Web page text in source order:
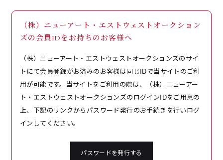
（株）ニューアート・エストウェストオークション
ズの会員IDをお持ちのお客様へ
（株）ニューアート・エストウェストオークションズのサイ
トにて会員登録がお済みのお客様は同じIDで当サイトのご利
用が可能です。当サイトをご利用の際は、（株）ニューアー
ト・エストウェストオークションズのログインIDをご用意の
上、下記のリンクからパスワード発行のお手続きを行いログ
インしてください。
パスワードを発行する